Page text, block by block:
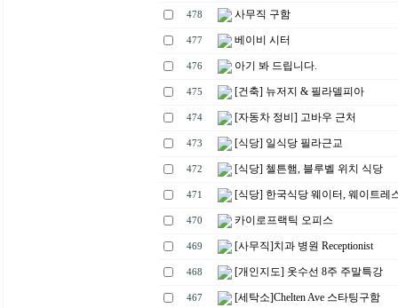
478 사무직 구함
477 베이비 시터
476 아기 봐 드립니다.
475 [건축] 뉴저지 & 필라델피아
474 [자동차 정비] 고바우 근처
473 [식당] 일식당 필라근교
472 [식당] 첼튼햄, 블루벨 위치 식당
471 [식당] 한국식당 웨이터, 웨이트레
470 카이로프랙틱 오피스
469 [사무직]치과 병원 Receptionist
468 [개인지도] 옷수선 8주 주말특강
467 [세탁소]Chelten Ave 스타팅구함